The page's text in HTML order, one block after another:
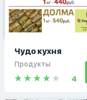
Чудо кухня
Продукты
4